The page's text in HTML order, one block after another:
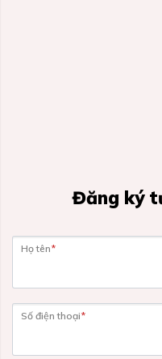
Đăng ký
Họ tên*
Số điện thoại*